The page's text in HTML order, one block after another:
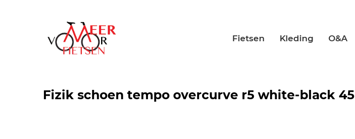
Fietsen Kleding O&A
Fizik schoen tempo overcurve r5 white-black 45